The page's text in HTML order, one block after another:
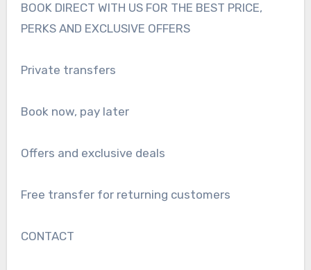
BOOK DIRECT WITH US FOR THE BEST PRICE,
PERKS AND EXCLUSIVE OFFERS
Private transfers
Book now, pay later
Offers and exclusive deals
Free transfer for returning customers
CONTACT